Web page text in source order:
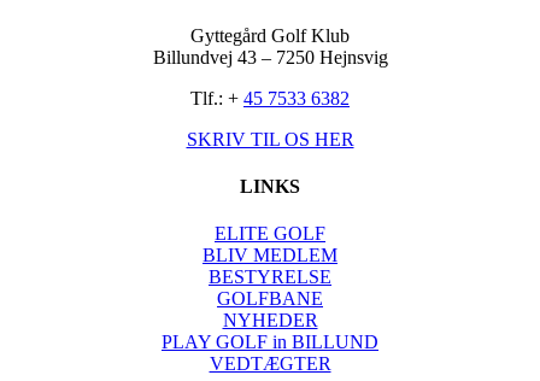
Gyttegård Golf Klub
Billundvej 43 – 7250 Hejnsvig
Tlf.: + 45 7533 6382
SKRIV TIL OS HER
LINKS
ELITE GOLF
BLIV MEDLEM
BESTYRELSE
GOLFBANE
NYHEDER
PLAY GOLF in BILLUND
VEDTÆGTER